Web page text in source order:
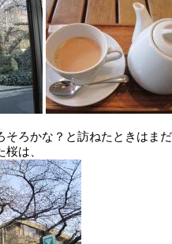
そろかな？と訪ねたときはま
は、